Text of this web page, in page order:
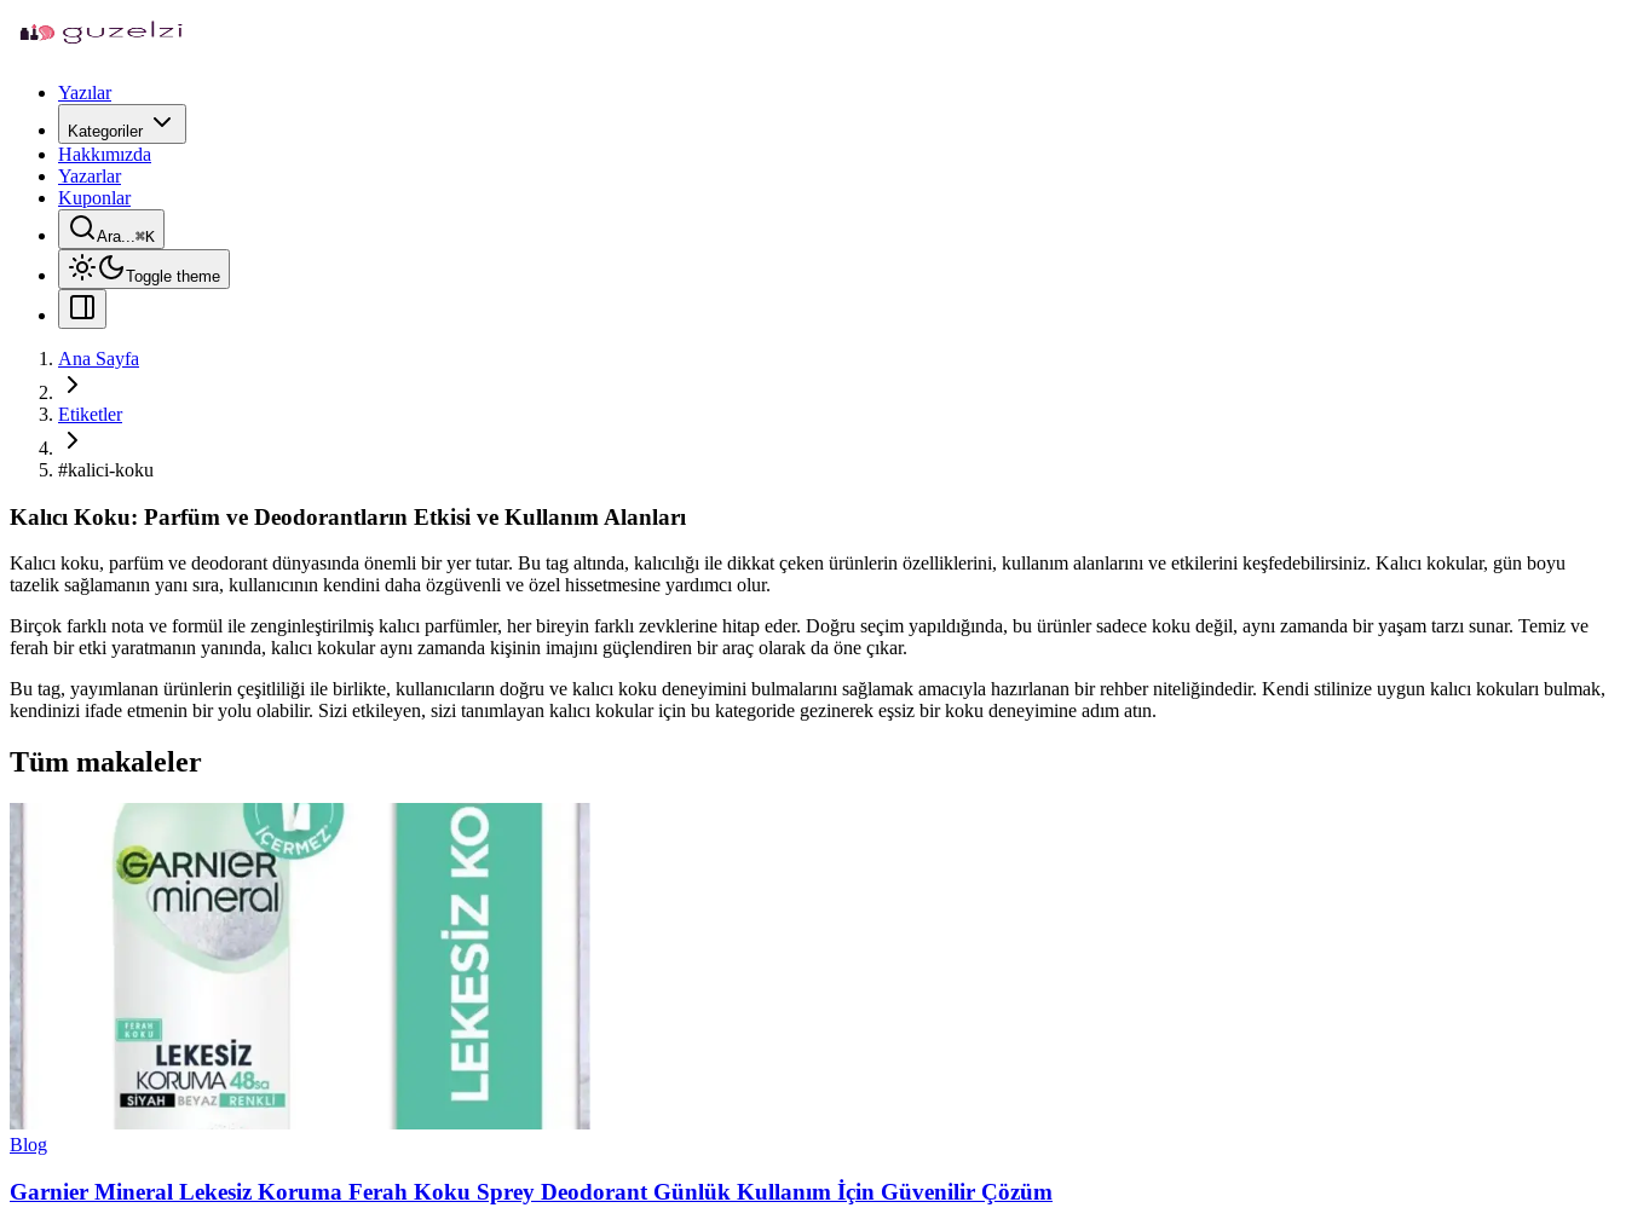
Yazılar
Kategoriler
Hakkımızda
Yazarlar
Kuponlar
Ara...⌘K
Toggle theme
Ana Sayfa
Etiketler
#kalici-koku
Kalıcı Koku: Parfüm ve Deodorantların Etkisi ve Kullanım Alanları
Kalıcı koku, parfüm ve deodorant dünyasında önemli bir yer tutar. Bu tag altında, kalıcılığı ile dikkat çeken ürünlerin özelliklerini, kullanım alanlarını ve etkilerini keşfedebilirsiniz. Kalıcı kokular, gün boyu
tazelik sağlamanın yanı sıra, kullanıcının kendini daha özgüvenli ve özel hissetmesine yardımcı olur.
Birçok farklı nota ve formül ile zenginleştirilmiş kalıcı parfümler, her bireyin farklı zevklerine hitap eder. Doğru seçim yapıldığında, bu ürünler sadece koku değil, aynı zamanda bir yaşam tarzı sunar. Temiz ve
ferah bir etki yaratmanın yanında, kalıcı kokular aynı zamanda kişinin imajını güçlendiren bir araç olarak da öne çıkar.
Bu tag, yayımlanan ürünlerin çeşitliliği ile birlikte, kullanıcıların doğru ve kalıcı koku deneyimini bulmalarını sağlamak amacıyla hazırlanan bir rehber niteliğindedir. Kendi stilinize uygun kalıcı kokuları bulmak,
kendinizi ifade etmenin bir yolu olabilir. Sizi etkileyen, sizi tanımlayan kalıcı kokular için bu kategoride gezinerek eşsiz bir koku deneyimine adım atın.
Tüm makaleler
Blog
Garnier Mineral Lekesiz Koruma Ferah Koku Sprey Deodorant Günlük Kullanım İçin Güvenilir Çözüm